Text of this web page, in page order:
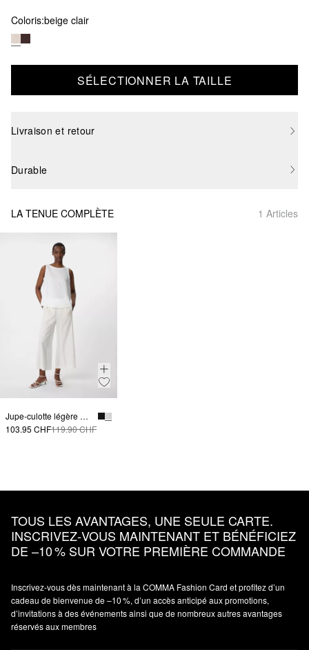
Coloris:beige clair
SÉLECTIONNER LA TAILLE
Livraison et retour
Durable
LA TENUE COMPLÈTE 1 Articles
Jupe-culotte légère en lin mélangé avec fentes
103.95 CHF119.90 CHF
TOUS LES AVANTAGES, UNE SEULE CARTE.
INSCRIVEZ‑VOUS MAINTENANT ET BÉNÉFICIEZ
DE –10 % SUR VOTRE PREMIÈRE COMMANDE
Inscrivez‑vous dès maintenant à la COMMA Fashion Card et profitez d’un
cadeau de bienvenue de –10 %, d’un accès anticipé aux promotions,
d’invitations à des événements ainsi que de nombreux autres avantages
réservés aux membres